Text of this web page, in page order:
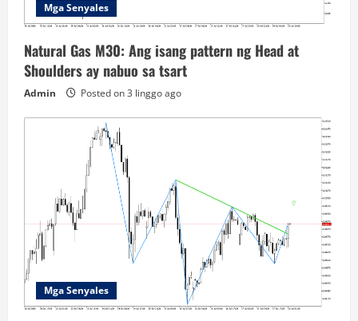
Mga Senyales
Natural Gas M30: Ang isang pattern ng Head at
Shoulders ay nabuo sa tsart
Admin Posted on 3 linggo ago
Mga Senyales